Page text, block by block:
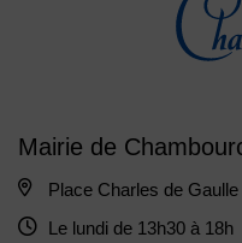
Mairie de
Place Charles de
Le lundi de 13h30 à 18h